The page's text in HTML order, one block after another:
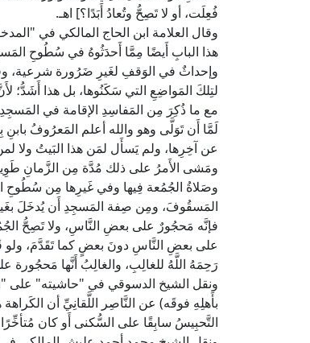
فُعِلَت، أو لا تَصِحُّ وتُعادُ أَبَدًا؟] اهـ.
وقال العلامة ابن الحاج المالكي في
هذا البابِ أَيضًا مِمَّا أَحدَثُوهُ في سُطُوحِ
وإحداثٌ في الوَقفِ لغَيرِ ضَرُورة شرعية،
لتِلكَ المَواضِعِ التي سَكَنُوها، بل هذا أَشَدُّ؛
مع ما ذُكِرَ مِن المَفاسِدِ الإقامة في
لَمَّا أَن تَوَلَّى وهو والله أعلم المَعرُوفُ
عن آخِرِها، ولم يَسأَل لمَن هذا البَيتُ ولا
ومَشى الأَمرُ على ذلك مُدَّة مِن الزَّمانِ
وصَلاةُ الجُمُعة فِيها وفي غَيرِها مِن
المَسقُوفَ، ومِن صِفة المَسجِدِ أَن يُدخَلَ
فإنَّه مَحجُورٌ على بعضِ النَّاسِ، ولا تَصِحُّ
على بعضِ النَّاسِ دونَ بعضٍ كما تَقَدَّمَ،
رَحِمَهُ اللَّهُ للغالِبِ، والغالِبُ أَنَّها
ونقل الشيخ الدسوقي في "حاشيته" على
بأَهلِهِ فوقَه) عن النَّاصِر اللَّقانِيِّ أن
التَّحبِيسُ سابِقًا على السُّكنى أَو كان مُتأخِّرًا